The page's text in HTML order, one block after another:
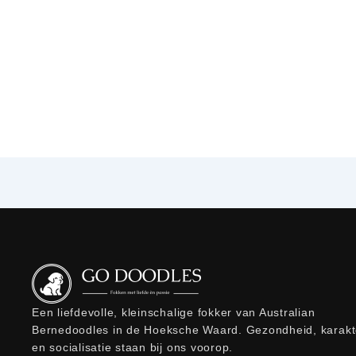
Een liefdevolle, kleinschalige fokker van Australian
Bernedoodles in de Hoeksche Waard. Gezondheid,
en socialisatie staan bij ons voorop.